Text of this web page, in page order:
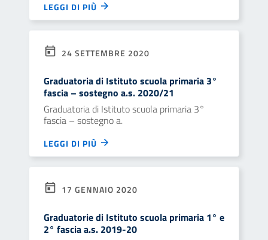
LEGGI DI PIÙ
24 SETTEMBRE 2020
Graduatoria di Istituto scuola primaria 3°
fascia – sostegno a.s. 2020/21
Graduatoria di Istituto scuola primaria 3°
fascia – sostegno a.
LEGGI DI PIÙ
17 GENNAIO 2020
Graduatorie di Istituto scuola primaria 1° e
2° fascia a.s. 2019-20